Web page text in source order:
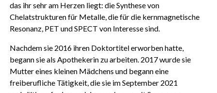
das ihr sehr am Herzen liegt: die Synthese von
Chelatstrukturen für Metalle, die für die kernmagnetische
Resonanz, PET und SPECT von Interesse sind.
Nachdem sie 2016 ihren Doktortitel erworben hatte,
begann sie als Apothekerin zu arbeiten. 2017 wurde sie
Mutter eines kleinen Mädchens und begann eine
freiberufliche Tätigkeit, die sie im September 2021